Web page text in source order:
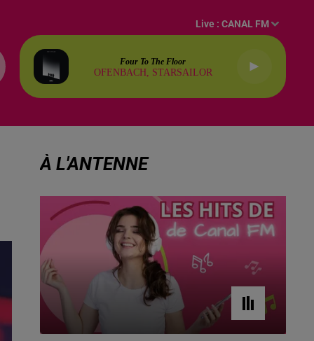
Live :CANAL FM
Four To The Floor
OFENBACH, STARSAILOR
À L'ANTENNE